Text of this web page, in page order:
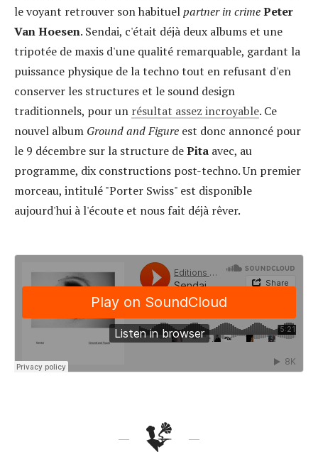
le voyant retrouver son habituelpartner in crimePeter
Van Hoesen. Sendai, c'était déjà deux albums et une
tripotée de maxis d'une qualité remarquable, gardant la
puissance physique de la techno tout en refusant d'en
conserver les structures et le sound design
traditionnels, pour un résultat assez incroyable. Ce
nouvel album Ground and Figure est donc annoncé pour
le 9 décembre sur la structure dePita avec, au
programme, dix constructions post-techno. Un premier
morceau, intitulé "Porter Swiss" est disponible
aujourd'hui à l'écoute et nous fait déjà rêver.